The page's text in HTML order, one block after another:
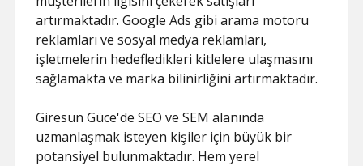
artırmaktadır. Google Ads gibi arama motoru
reklamları ve sosyal medya reklamları,
işletmelerin hedefledikleri kitlelere ulaşmasını
sağlamakta ve marka bilinirliğini artırmaktadır.
Giresun Güce'de SEO ve SEM alanında
uzmanlaşmak isteyen kişiler için büyük bir
potansiyel bulunmaktadır. Hem yerel